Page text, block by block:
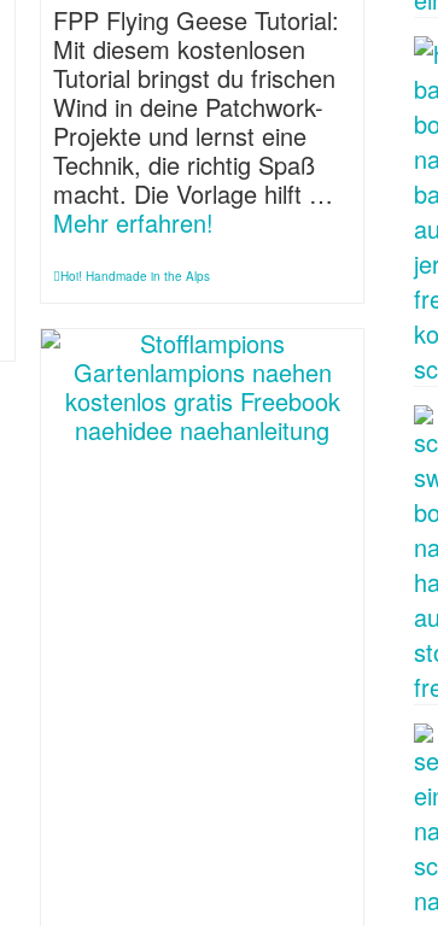
FPP Flying Geese Tutorial:
Mit diesem kostenlosen
Tutorial bringst du frischen
Wind in deine Patchwork-
Projekte und lernst eine
Technik, die richtig Spaß
macht. Die Vorlage hilft …
Mehr erfahren!
Hoi! Handmade in the Alps